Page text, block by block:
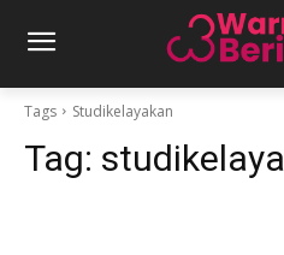
Tags Studikelayakan
Tag: